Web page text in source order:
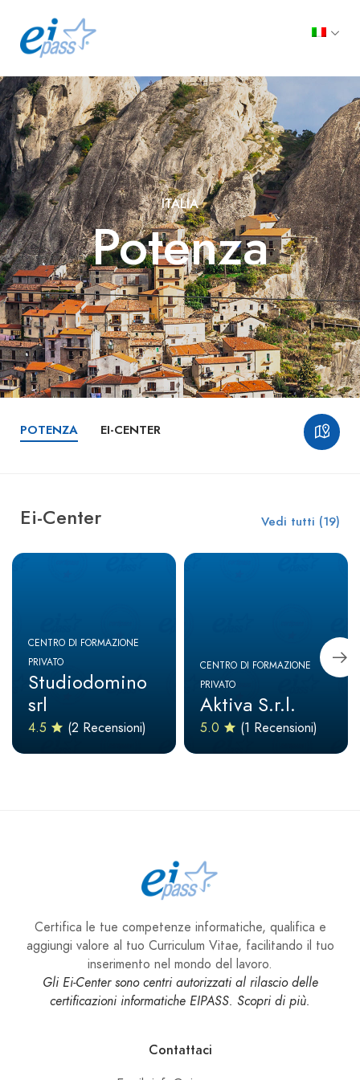
ITALIA
Potenza
POTENZA EI-CENTER
Ei-Center Vedi tutti (19)
CENTRO DI FORMAZIONE
PRIVATO
Studiodomino
srl
4.5 (2 Recensioni)
CENTRO DI FORMAZIONE
PRIVATO
Aktiva S.r.l.
5.0 (1 Recensioni)
Certifica le tue competenze informatiche, qualifica e
aggiungi valore al tuo Curriculum Vitae, facilitando il tuo
inserimento nel mondo del lavoro.
Gli Ei-Center sono centri autorizzati al rilascio delle
certificazioni informatiche EIPASS. Scopri di più.
Contattaci